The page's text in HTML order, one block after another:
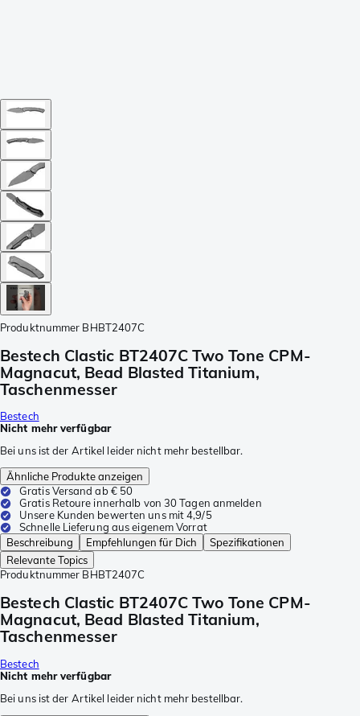
Produktnummer BHBT2407C
Bestech Clastic BT2407C Two Tone CPM-
Magnacut, Bead Blasted Titanium,
Taschenmesser
Bestech
Nicht mehr verfügbar
Bei uns ist der Artikel leider nicht mehr bestellbar.
Ähnliche Produkte anzeigen
Gratis Versand ab € 50
Gratis Retoure innerhalb von 30 Tagen anmelden
Unsere Kunden bewerten uns mit 4,9/5
Schnelle Lieferung aus eigenem Vorrat
Beschreibung
Empfehlungen für Dich
Spezifikationen
Relevante Topics
Produktnummer BHBT2407C
Bestech Clastic BT2407C Two Tone CPM-
Magnacut, Bead Blasted Titanium,
Taschenmesser
Bestech
Nicht mehr verfügbar
Bei uns ist der Artikel leider nicht mehr bestellbar.